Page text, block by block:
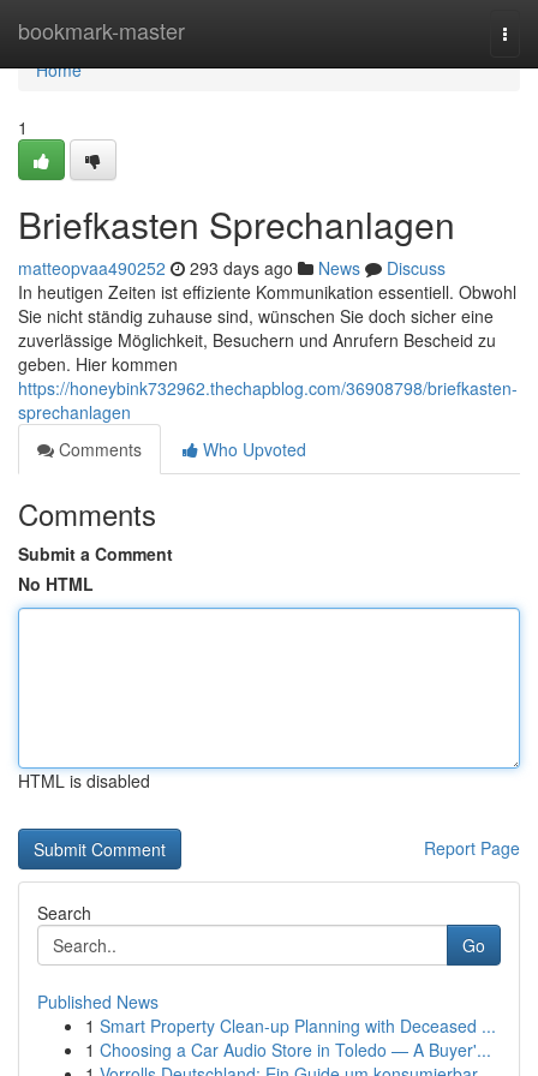
bookmark-master
Home
Home
1
Briefkasten Sprechanlagen
matteopvaa490252 293 days ago News
Discuss
In heutigen Zeiten ist effiziente Kommunikation essentiell. Obwohl
Sie nicht ständig zuhause sind, wünschen Sie doch sicher eine
zuverlässige Möglichkeit, Besuchern und Anrufern Bescheid zu
geben. Hier kommen
https://honeybink732962.thechapblog.com/36908798/briefkasten-
sprechanlagen
Comments
Who Upvoted
Comments
Submit a Comment
No HTML
HTML is disabled
Report Page
Search
Go
Published News
1 Smart Property Clean-up Planning with Deceased ...
1 Choosing a Car Audio Store in Toledo — A Buyer'...